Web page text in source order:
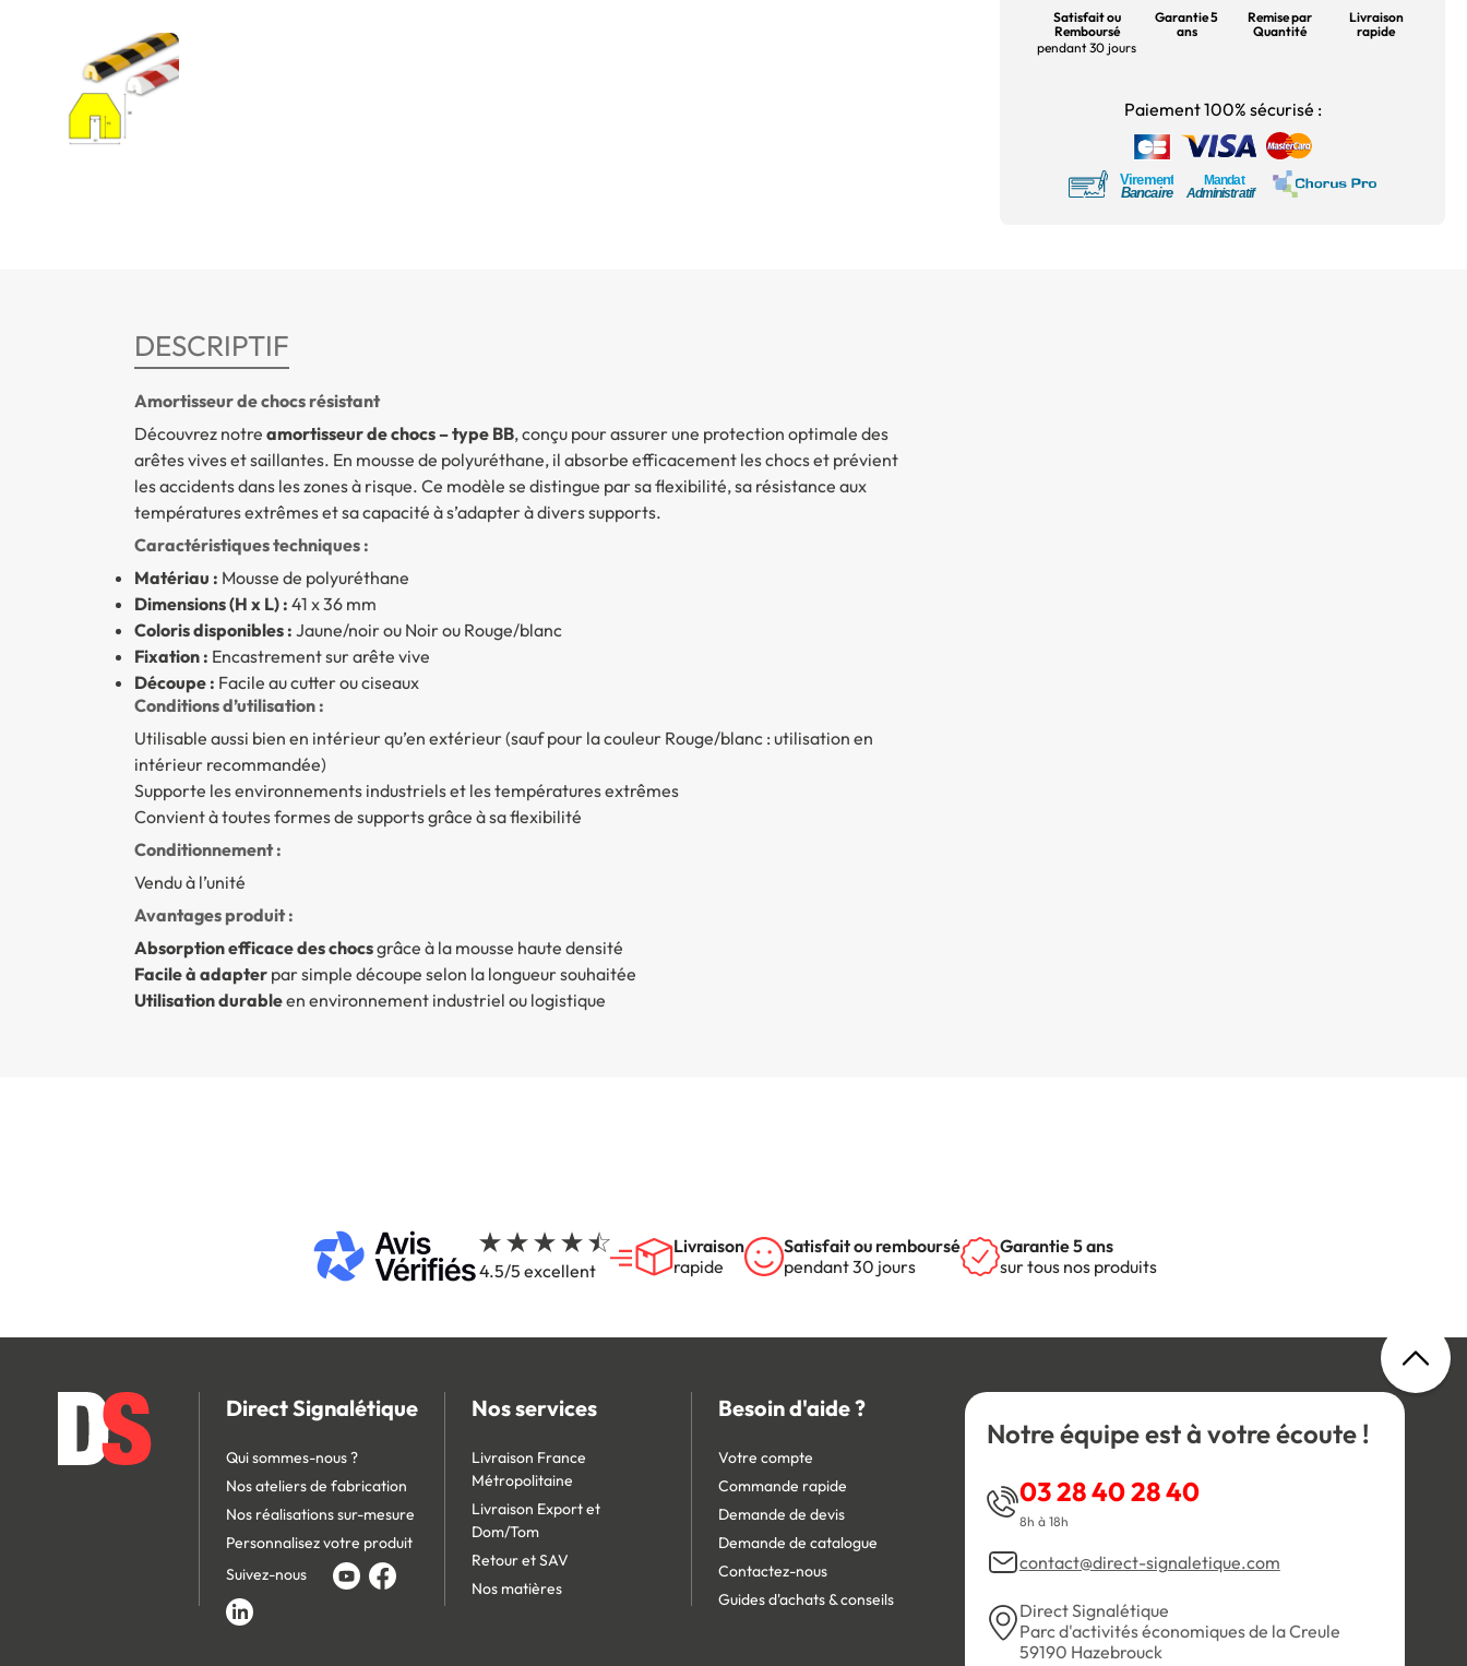
Satisfait ou
Remboursé
pendant 30 jours
Garantie 5
ans
Remise par
Quantité
Livraison
rapide
Paiement 100% sécurisé :
DESCRIPTIF
Amortisseur de chocs résistant
Découvrez notre amortisseur de chocs – type BB, conçu pour assurer une protection optimale des
arêtes vives et saillantes. En mousse de polyuréthane, il absorbe efficacement les chocs et prévient
les accidents dans les zones à risque. Ce modèle se distingue par sa flexibilité, sa résistance aux
températures extrêmes et sa capacité à s’adapter à divers supports.
Caractéristiques techniques :
Matériau : Mousse de polyuréthane
Dimensions (H x L) : 41 x 36 mm
Coloris disponibles : Jaune/noir ou Noir ou Rouge/blanc
Fixation : Encastrement sur arête vive
Découpe : Facile au cutter ou ciseaux
Conditions d’utilisation :
Utilisable aussi bien en intérieur qu’en extérieur (sauf pour la couleur Rouge/blanc : utilisation en
intérieur recommandée)
Supporte les environnements industriels et les températures extrêmes
Convient à toutes formes de supports grâce à sa flexibilité
Conditionnement :
Vendu à l’unité
Avantages produit :
Absorption efficace des chocsgrâce à la mousse haute densité
Facile à adapterpar simple découpe selon la longueur souhaitée
Utilisation durableen environnement industriel ou logistique
4.5/5 excellent
Livraison
rapide
Satisfait ou remboursé
pendant 30 jours
Garantie 5 ans
sur tous nos produits
Direct Signalétique
Qui sommes-nous ?
Nos ateliers de fabrication
Nos réalisations sur-mesure
Personnalisez votre produit
Suivez-nous
Nos services
Livraison France
Métropolitaine
Livraison Export et
Dom/Tom
Retour et SAV
Nos matières
Besoin d'aide ?
Votre compte
Commande rapide
Demande de devis
Demande de catalogue
Contactez-nous
Guides d'achats & conseils
Notre équipe est à votre écoute !
03 28 40 28 40
8h à 18h
contact@direct-signaletique.com
Direct Signalétique
Parc d'activités économiques de la Creule
59190 Hazebrouck